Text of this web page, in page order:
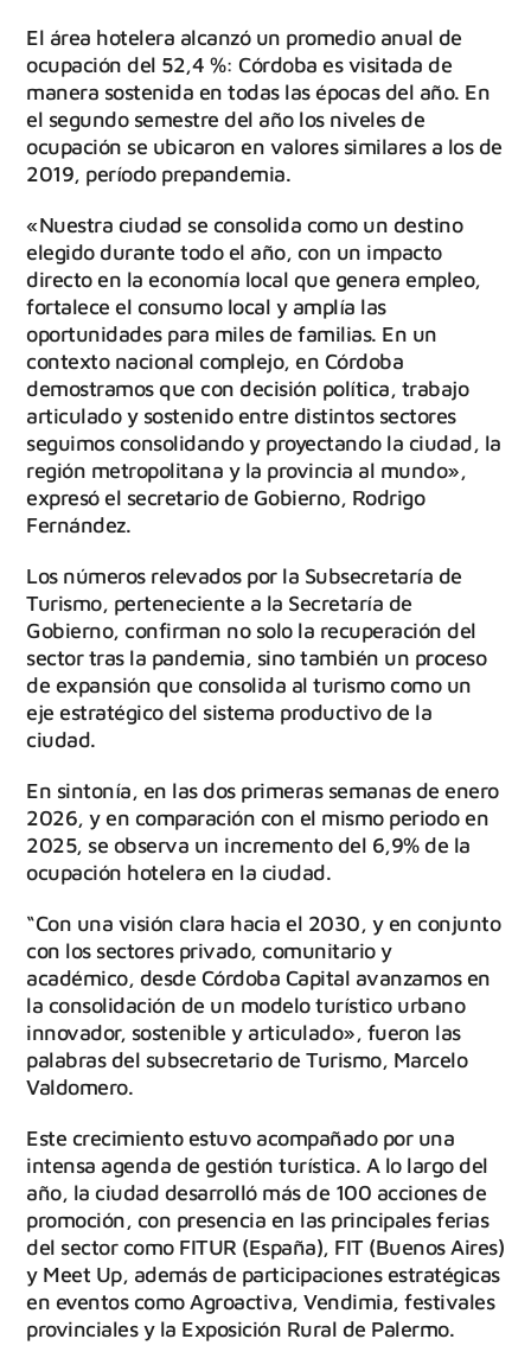
El área hotelera alcanzó un promedio anual de
ocupación del 52,4 %: Córdoba es visitada de
manera sostenida en todas las épocas del año. En
el segundo semestre del año los niveles de
ocupación se ubicaron en valores similares a los de
2019, período prepandemia.
«Nuestra ciudad se consolida como un destino
elegido durante todo el año, con un impacto
directo en la economía local que genera empleo,
fortalece el consumo local y amplía las
oportunidades para miles de familias. En un
contexto nacional complejo, en Córdoba
demostramos que con decisión política, trabajo
articulado y sostenido entre distintos sectores
seguimos consolidando y proyectando la ciudad, la
región metropolitana y la provincia al mundo»,
expresó el secretario de Gobierno, Rodrigo
Fernández.
Los números relevados por la Subsecretaría de
Turismo, perteneciente a la Secretaría de
Gobierno, confirman no solo la recuperación del
sector tras la pandemia, sino también un proceso
de expansión que consolida al turismo como un
eje estratégico del sistema productivo de la
ciudad.
En sintonía, en las dos primeras semanas de enero
2026, y en comparación con el mismo periodo en
2025, se observa un incremento del 6,9% de la
ocupación hotelera en la ciudad.
“Con una visión clara hacia el 2030, y en conjunto
con los sectores privado, comunitario y
académico, desde Córdoba Capital avanzamos en
la consolidación de un modelo turístico urbano
innovador, sostenible y articulado», fueron las
palabras del subsecretario de Turismo, Marcelo
Valdomero.
Este crecimiento estuvo acompañado por una
intensa agenda de gestión turística. A lo largo del
año, la ciudad desarrolló más de 100 acciones de
promoción, con presencia en las principales ferias
del sector como FITUR (España), FIT (Buenos Aires)
y Meet Up, además de participaciones estratégicas
en eventos como Agroactiva, Vendimia, festivales
provinciales y la Exposición Rural de Palermo.